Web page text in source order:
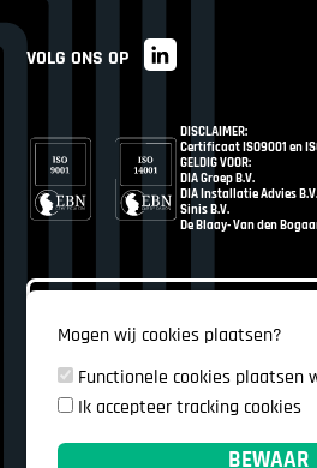
VOLG ONS OP
DISCLAIMER:
Certificaat ISO9001 en
GELDIG VOOR:
DIA Groep B.V.
DIA Installatie Advies B.V.
Sinis B.V.
De Blaay- Van den
Mogen wij cookies plaatsen?
Functionele cookies plaatsen
Ik accepteer tracking cookies
BEWAAR